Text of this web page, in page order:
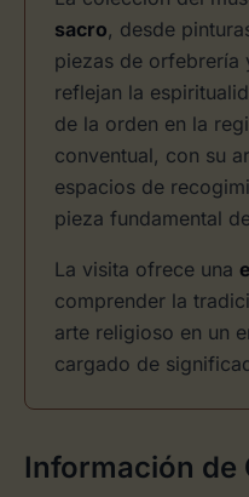
sacro, desde
piezas de orfebrería
reflejan la
de la orden en la
conventual, con su
espacios de
pieza fundamental
La visita ofrece una
comprender la
arte religioso en un
cargado de
Información de